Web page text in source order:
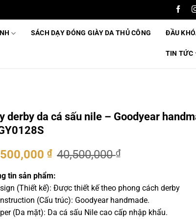
SÁCH DẠY ĐÓNG GIÀY DA THỦ CÔNG ĐẦU
TIN TỨC
derby da cá sấu nile – Goodyear
40,500,000₫
₫.
₫Giá
tại
là:
39,500,000 ₫.
tin sản phẩm:
(Thiết kế): Được thiết kế theo phong cách derby
(Cấu trúc): Goodyear handmade.
(Da mặt): Da cá sấu Nile cao cấp nhập khẩu.